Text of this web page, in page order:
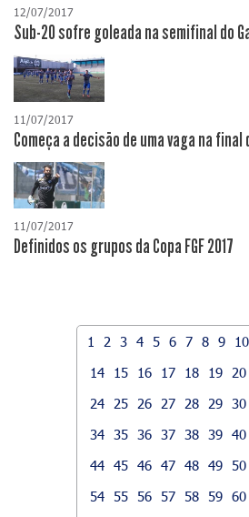
12/07/2017
Sub-20 sofre goleada na semifinal do
11/07/2017
Começa a decisão de uma vaga na final
11/07/2017
Definidos os grupos da Copa FGF 2017
1 2 3 4 5 6 7 8 9 10
14
15 16 17 18 19 20
24
25 26 27 28 29 30
34 35 36 37 38 39 40
44 45 46 47 48 49 50
54 55 56 57 58 59 60